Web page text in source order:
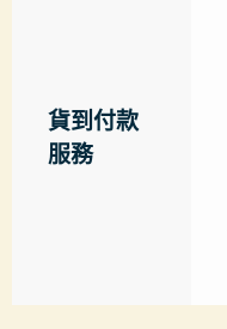
貨到付款
服務